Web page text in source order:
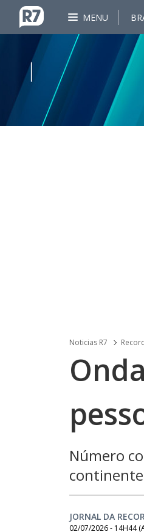
MENU
Noticias R7
Número
continente
JORNAL DA
02/07/2026 - 14H44